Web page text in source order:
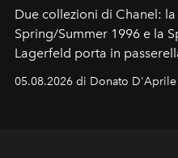
Due collezioni di Chanel:
Spring/Summer 1996 e la
Lagerfeld porta in
logomania pensata per la
Kate, Claudia e Carla una
05.08.2026 di Donato D'Aprile